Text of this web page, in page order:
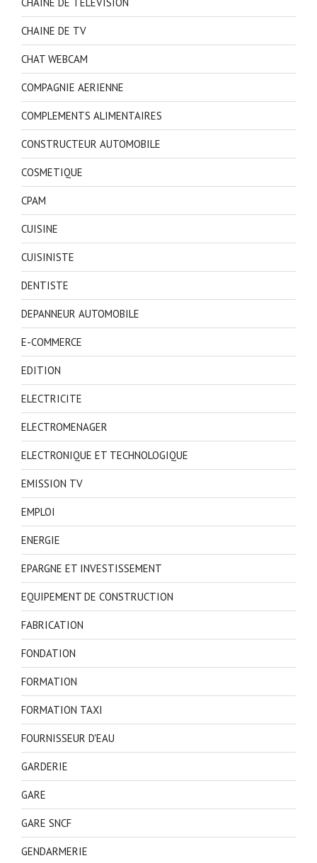
CHAINE DE TV
CHAT WEBCAM
COMPAGNIE AERIENNE
COMPLEMENTS ALIMENTAIRES
CONSTRUCTEUR AUTOMOBILE
COSMETIQUE
CPAM
CUISINE
CUISINISTE
DENTISTE
DEPANNEUR AUTOMOBILE
E-COMMERCE
EDITION
ELECTRICITE
ELECTROMENAGER
ELECTRONIQUE ET TECHNOLOGIQUE
EMISSION TV
EMPLOI
ENERGIE
EPARGNE ET INVESTISSEMENT
EQUIPEMENT DE CONSTRUCTION
FABRICATION
FONDATION
FORMATION
FORMATION TAXI
FOURNISSEUR D'EAU
GARDERIE
GARE
GARE SNCF
GENDARMERIE